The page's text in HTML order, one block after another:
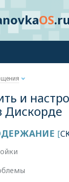
OS.ru
и
Дискорде
[